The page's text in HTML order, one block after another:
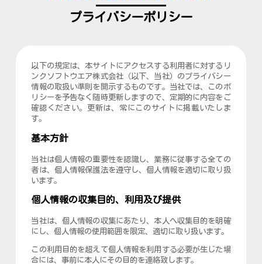
プライバシーポリシー
以下の規定は、本サイトにアクセスする利用者に対するリ
ンクソフトウエア株式会社（以下、当社）のプライバシー
情報の取扱い準則を開示するものです。当社では、このポ
リシーを予告なく随時更新しますので、定期的に内容をご
確認ください。更新は、常にこのサイトに掲載いたしま
す。
基本方針
当社は個人情報の重要性を認識し、業務に従事する全ての
者は、個人情報保護法を遵守し、個人情報を適切に取り扱
います。
個人情報の収集目的、利用及び提供
当社は、個人情報の収集にあたり、本人へ収集目的を明確
にし、個人情報の使用範囲を限定、適切に取り扱います。
この利用目的を超えて個人情報を利用する必要が生じた場
合には、事前に本人にその目的を連絡致します。